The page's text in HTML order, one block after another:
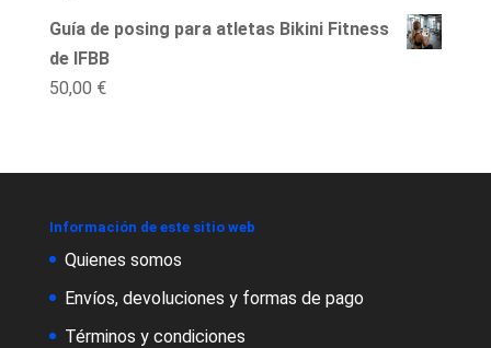
Guía de posing para atletas Bikini Fitness
de IFBB
50,00 €
Información de este sitio web
Quienes somos
Envíos, devoluciones y formas de pago
Términos y condiciones